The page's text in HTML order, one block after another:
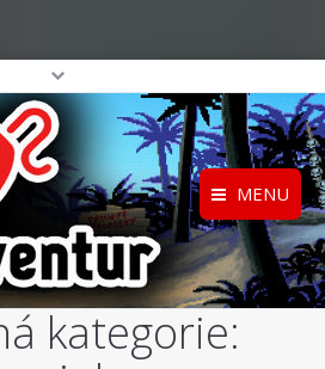
MENU
projektukategorie: